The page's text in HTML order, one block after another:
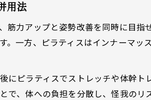
用法
筋力アップと姿勢改善を同時に目
。一方、ピラティスはインナーマ
にピラティスでストレッチや体幹
で、体への負担を分散し、怪我の